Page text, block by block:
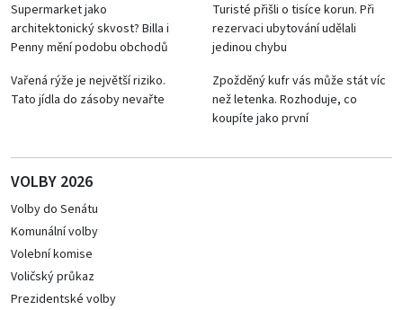
Supermarket jako
architektonický skvost? Billa i
Penny mění podobu obchodů
Turisté přišli o tisíce korun. Při
rezervaci ubytování udělali
jedinou chybu
Vařená rýže je největší riziko.
Tato jídla do zásoby nevařte
Zpožděný kufr vás může stát víc
než letenka. Rozhoduje, co
koupíte jako první
VOLBY 2026
Volby do Senátu
Komunální volby
Volební komise
Voličský průkaz
Prezidentské volby